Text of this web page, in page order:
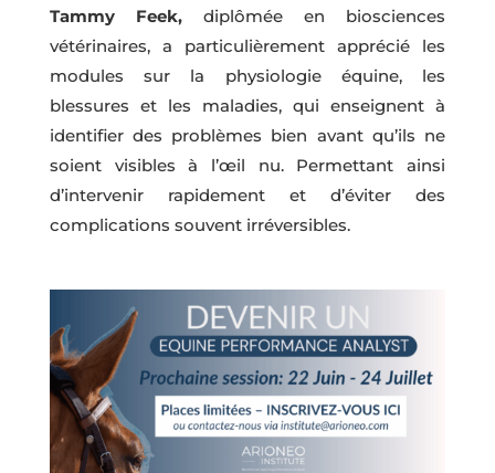
Tammy Feek,diplômée en biosciences
vétérinaires, a particulièrement apprécié les
modules sur la physiologie équine, les
blessures et les maladies, qui enseignent à
identifier des problèmes bien avant qu’ils ne
soient visibles à l’œil nu. Permettant ainsi
d’intervenir rapidement et d’éviter des
complications souvent irréversibles.